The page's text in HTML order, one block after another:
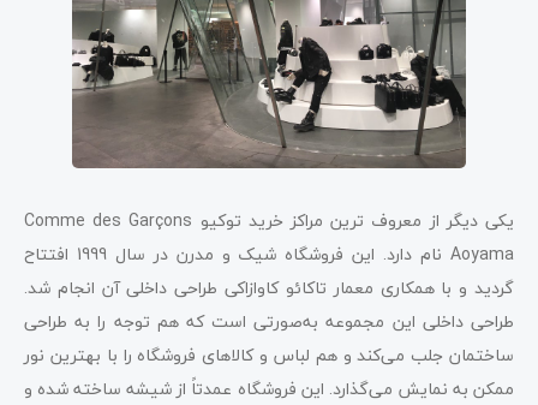
یکی دیگر از معروف ترین مراکز خرید توکیو Comme des Garçons
Aoyama نام دارد. این فروشگاه شیک و مدرن در سال 1999 افتتاح
گردید و با همکاری معمار تاکائو کاوازاکی طراحی داخلی آن انجام شد.
طراحی داخلی این مجموعه به‌صورتی است که هم توجه را به طراحی
ساختمان جلب می‌کند و هم لباس و کالاهای فروشگاه را با بهترین نور
ممکن به نمایش می‌گذارد. این فروشگاه عمدتاً از شیشه ساخته شده و